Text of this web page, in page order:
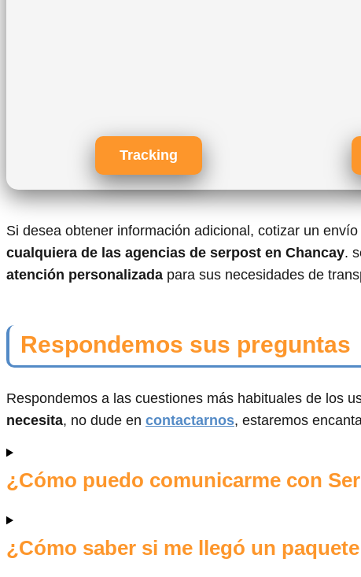
Tracking
Si desea obtener información adicional, cotizar un
cualquiera de las agencias de serpost en Chancay.
atención personalizada para sus necesidades de
Respondemos sus preguntas
Respondemos a las cuestiones más habituales de los
necesita, no dude en contactarnos, estaremos
¿Cómo puedo comunicarme con
¿Cómo saber si me llegó un